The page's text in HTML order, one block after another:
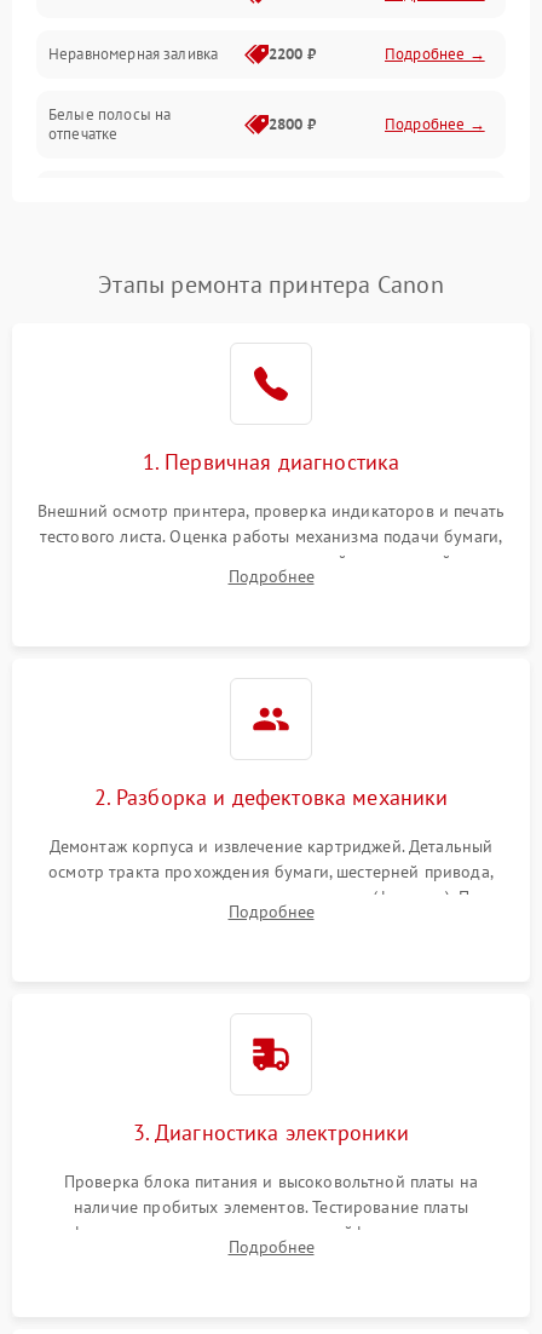
Режим работы
Питание и запуск
Неравномерная заливка 2200 ₽ Подробнее →
Белые полосы на
отпечатке
2800 ₽ Подробнее →
Этапы ремонта принтера Canon
1. Первичная диагностика
Внешний осмотр принтера, проверка индикаторов и печать
тестового листа. Оценка работы механизма подачи бумаги,
выявление посторонних шумов, замятий и первичный анализ
дефектов печати (полосы, фон, пробелы).
Подробнее
2. Разборка и дефектовка механики
Демонтаж корпуса и извлечение картриджей. Детальный
осмотр тракта прохождения бумаги, шестерней привода,
роликов захвата и узла термозакрепления (фьюзера). Поиск
физического износа и повреждений деталей.
Подробнее
3. Диагностика электроники
Проверка блока питания и высоковольтной платы на
наличие пробитых элементов. Тестирование платы
форматирования, целостности шлейфов, контактов
картриджа и оптопар (датчиков прохождения и наличия
Подробнее